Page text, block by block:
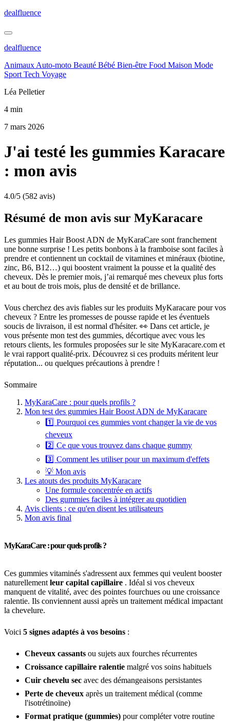
dealfluence
dealfluence
Animaux Auto-moto Beauté Bébé Bien-être Food Maison Mode
Sport Tech Voyage
Léa Pelletier
4 min
7 mars 2026
J'ai testé les gummies Karacare
: mon avis
4.0/5 (582 avis)
Résumé de mon avis sur MyKaracare
Les gummies Hair Boost ADN de MyKaraCare sont franchement
une bonne surprise ! Les petits bonbons à la framboise sont faciles à
prendre et contiennent un cocktail de vitamines et minéraux (biotine,
zinc, B6, B12…) qui boostent vraiment la pousse et la qualité des
cheveux. Dès le premier mois, j’ai remarqué mes cheveux plus forts
et au bout de trois mois, plus de densité et de brillance.
Vous cherchez des avis fiables sur les produits MyKaracare pour vos
cheveux ? Entre les promesses de pousse rapide et les éventuels
soucis de livraison, il est normal d'hésiter. 👀 Dans cet article, je
vous présente mon test des gummies, décortique avec vous les
retours clients, les formules proposées sur le site MyKaracare.com et
le vrai rapport qualité-prix. Découvrez si ces produits méritent leur
réputation... ou quelques précautions à prendre !
Sommaire
MyKaraCare : pour quels profils ?
Mon test des gummies Hair Boost ADN de MyKaracare
1️⃣ Pourquoi ces gummies vont changer la vie de vos
cheveux
2️⃣ Ce que vous trouvez dans chaque gummy
3️⃣ Comment les utiliser pour un maximum d'effets
💡 Mon avis
Les atouts des produits MyKaracare
Une formule concentrée en actifs
Des gummies faciles à intégrer au quotidien
Avis clients : ce qu'en disent les utilisateurs
Mon avis final
MyKaraCare : pour quels profils ?
Ces gummies vitaminés s'adressent aux femmes qui veulent booster
naturellement leur capital capillaire . Idéal si vos cheveux
manquent de vitalité, avec des pointes fourchues ou une croissance
ralentie. Ils conviennent aussi après un traitement médical impactant
la chevelure.
Voici 5 signes adaptés à vos besoins :
Cheveux cassants ou sujets aux fourches récurrentes
Croissance capillaire ralentie malgré vos soins habituels
Cuir chevelu sec avec des démangeaisons persistantes
Perte de cheveux après un traitement médical (comme
l'isotrétinoïne)
Format pratique (gummies) pour compléter votre routine